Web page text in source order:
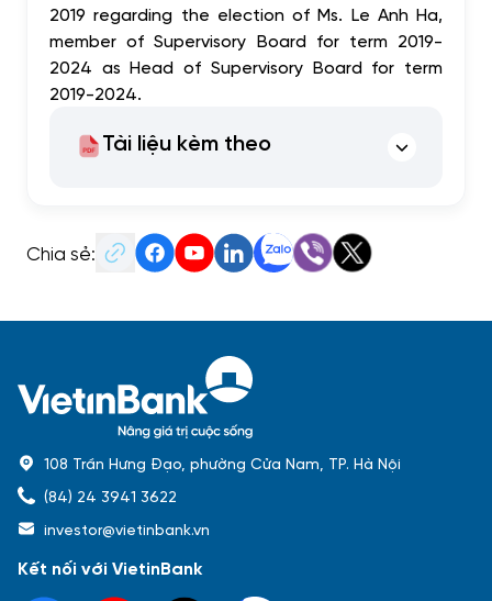
2019 regarding the election of Ms. Le Anh Ha,
member of Supervisory Board for term 2019-
2024 as Head of Supervisory Board for term
2019-2024.
Tài liệu kèm theo
Chia sẻ:
108 Trần Hưng Đạo, phường Cửa Nam, TP. Hà Nội
(84) 24 3941 3622
investor@vietinbank.vn
Kết nối với VietinBank